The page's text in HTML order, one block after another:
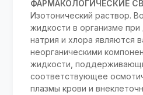
ФАРМАКОЛОГИЧЕСКИЕ
Изотонический раствор.
жидкости в организме
натрия и хлора являются
неорганическими
жидкости,
соответствующее
плазмы крови и